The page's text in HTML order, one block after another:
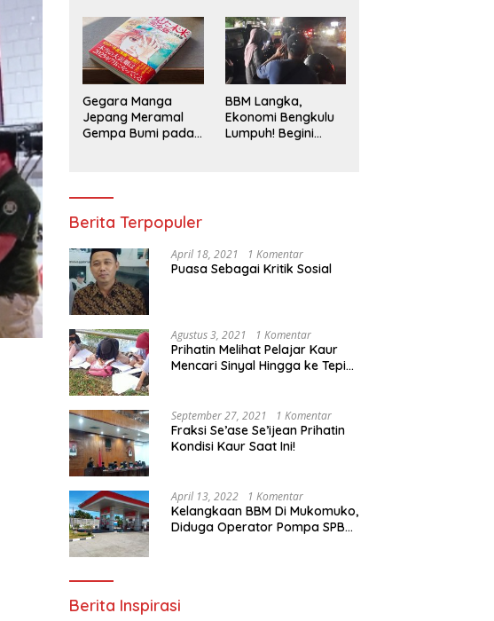
Penggunaan
Bahasa Indonesia
Pengaduan
Masyarakat
Gegara Manga
Jepang Meramal
Gempa Bumi pada
BBM Langka,
Ekonomi Bengkulu
Lumpuh! Begini
Berita Terpopuler
April 18, 2021 1 Komentar
Puasa Sebagai Kritik Sosial
Agustus 3, 2021 1 Komentar
Prihatin Melihat Pelajar Kaur
Mencari Sinyal Hingga ke Tepi
Segera Bertindak
September 27, 2021 1 Komentar
Fraksi Se’ase Se’ijean Prihatin
Kondisi Kaur Saat Ini!
April 13, 2022 1 Komentar
Kelangkaan BBM Di Mukomuko,
Diduga Operator Pompa SPBU
Berita Inspirasi